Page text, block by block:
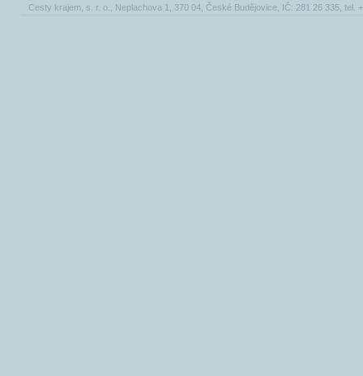
Cesty krajem, s. r. o., Neplachova 1, 370 04, České Budějovice, IČ: 281 26 335, tel.